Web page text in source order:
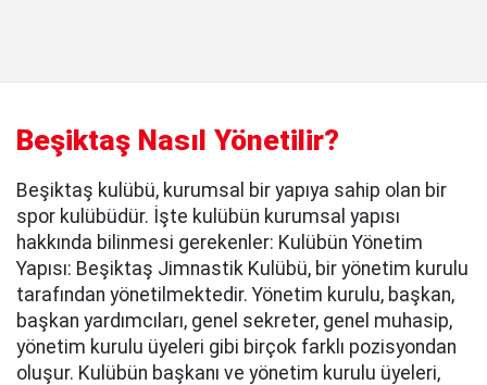
Beşiktaş Nasıl Yönetilir?
Beşiktaş kulübü, kurumsal bir yapıya sahip olan bir
spor kulübüdür. İşte kulübün kurumsal yapısı
hakkında bilinmesi gerekenler: Kulübün Yönetim
Yapısı: Beşiktaş Jimnastik Kulübü, bir yönetim kurulu
tarafından yönetilmektedir. Yönetim kurulu, başkan,
başkan yardımcıları, genel sekreter, genel muhasip,
yönetim kurulu üyeleri gibi birçok farklı pozisyondan
oluşur. Kulübün başkanı ve yönetim kurulu üyeleri,